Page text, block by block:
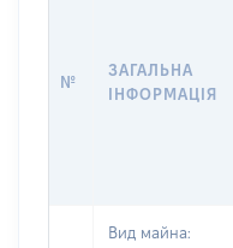
№
ЗАГАЛЬНА
ІНФОРМАЦІЯ
Вид майна: